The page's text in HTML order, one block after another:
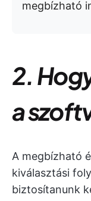
megbízható
2.
a
A megbízható
kiválasztási
biztosítanunk